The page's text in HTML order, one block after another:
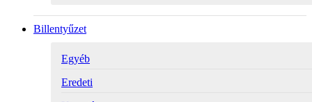
Billentyűzet
Egyéb
Eredeti